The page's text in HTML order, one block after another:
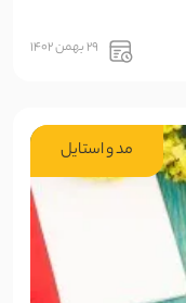
29 بهمن 1402
مد و استایل